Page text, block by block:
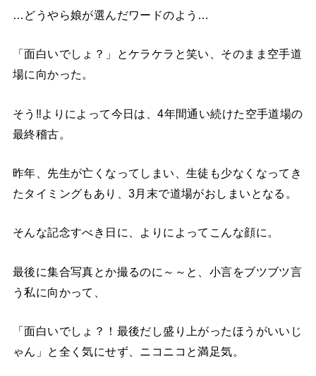
…どうやら娘が選んだワードのよう…
「面白いでしょ？」とケラケラと笑い、そのまま空手道
場に向かった。
そう‼よりによって今日は、4年間通い続けた空手道場の
最終稽古。
昨年、先生が亡くなってしまい、生徒も少なくなってき
たタイミングもあり、3月末で道場がおしまいとなる。
そんな記念すべき日に、よりによってこんな顔に。
最後に集合写真とか撮るのに～～と、小言をブツブツ言
う私に向かって、
「面白いでしょ？！最後だし盛り上がったほうがいいじ
ゃん」と全く気にせず、ニコニコと満足気。